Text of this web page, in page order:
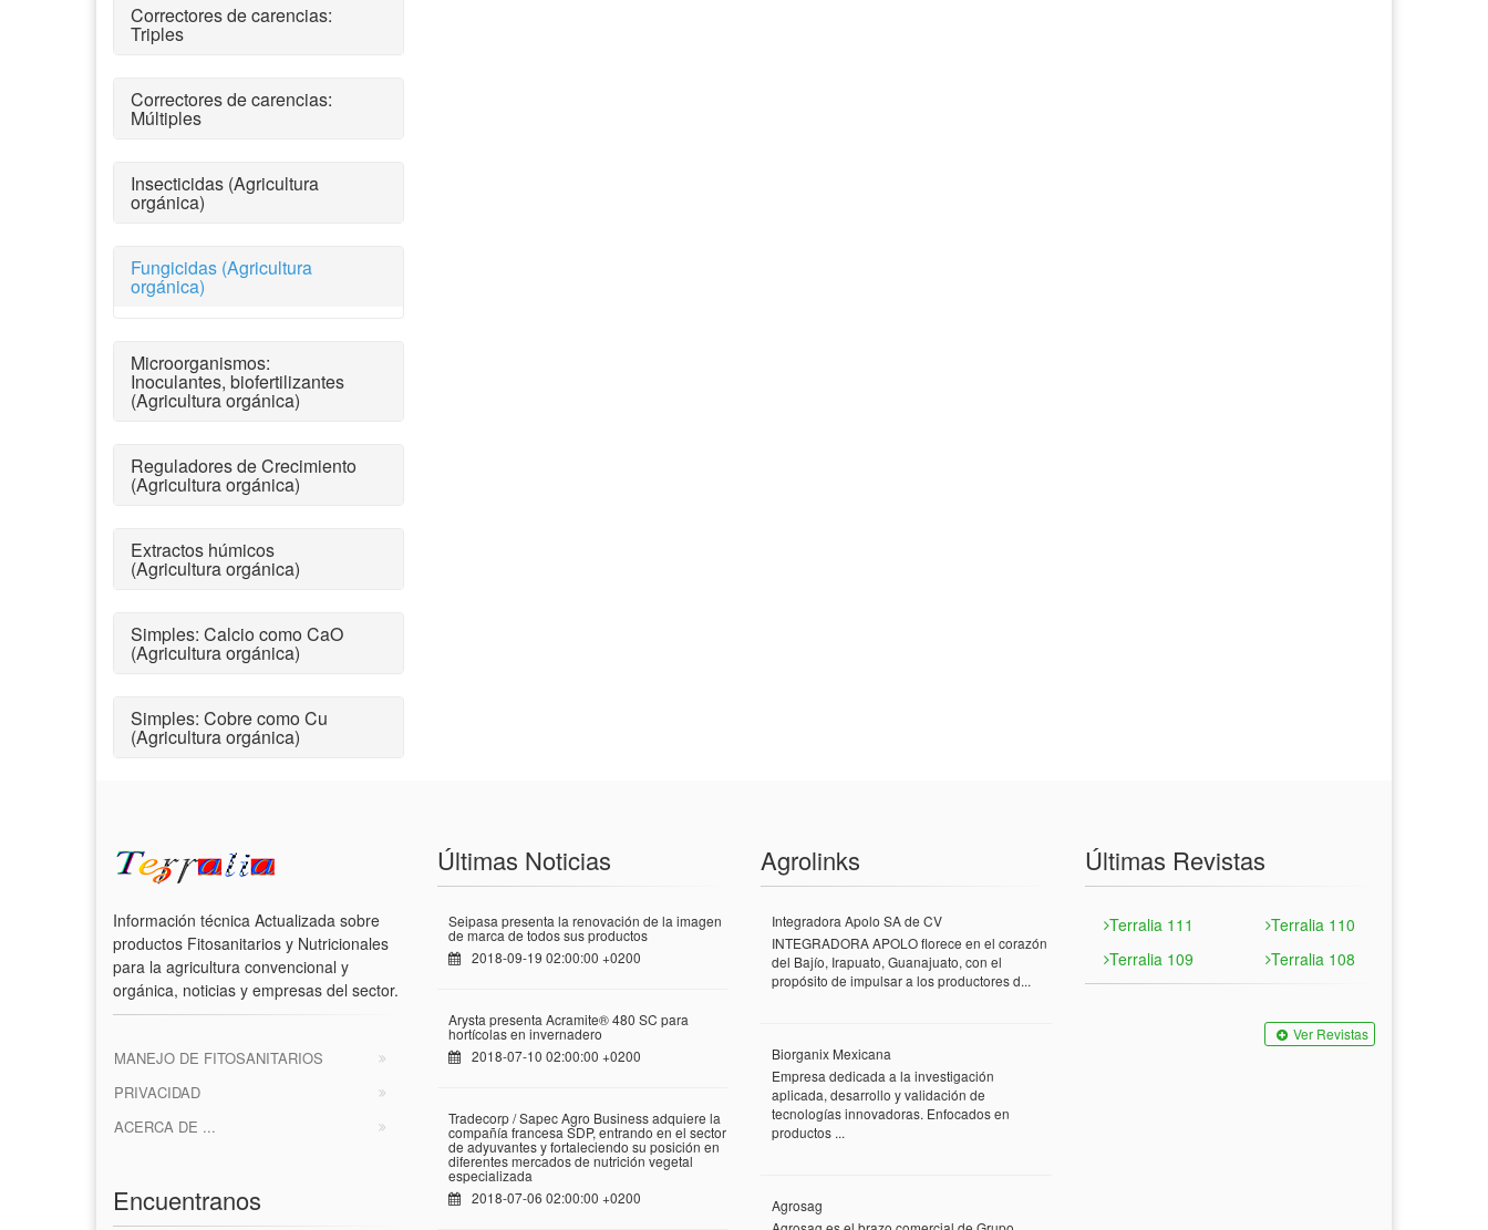
Correctores de carencias:
Triples
Correctores de carencias:
Múltiples
Insecticidas (Agricultura
orgánica)
Fungicidas (Agricultura
orgánica)
Microorganismos:
Inoculantes, biofertilizantes
(Agricultura orgánica)
Reguladores de Crecimiento
(Agricultura orgánica)
Extractos húmicos
(Agricultura orgánica)
Simples: Calcio como CaO
(Agricultura orgánica)
Simples: Cobre como Cu
(Agricultura orgánica)
Información técnica Actualizada sobre
productos Fitosanitarios y Nutricionales
para la agricultura convencional y
orgánica, noticias y empresas del sector.
MANEJO DE FITOSANITARIOS
PRIVACIDAD
ACERCA DE ...
Encuentranos
Últimas Noticias
Seipasa presenta la renovación de la imagen
de marca de todos sus productos
2018-09-19 02:00:00 +0200
Arysta presenta Acramite® 480 SC para
hortícolas en invernadero
2018-07-10 02:00:00 +0200
Tradecorp / Sapec Agro Business adquiere la
compañía francesa SDP, entrando en el sector
de adyuvantes y fortaleciendo su posición en
diferentes mercados de nutrición vegetal
especializada
2018-07-06 02:00:00 +0200
Agrolinks
Integradora Apolo SA de CV
INTEGRADORA APOLO florece en el corazón
del Bajío, Irapuato, Guanajuato, con el
propósito de impulsar a los productores d...
Biorganix Mexicana
Empresa dedicada a la investigación
aplicada, desarrollo y validación de
tecnologías innovadoras. Enfocados en
productos ...
Agrosag
Últimas Revistas
Terralia 111
Terralia 110
Terralia 109
Terralia 108
Ver Revistas